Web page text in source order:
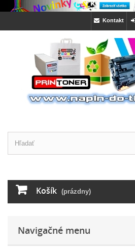
Kontakt
Košík (prázdny)
Navigačné menu